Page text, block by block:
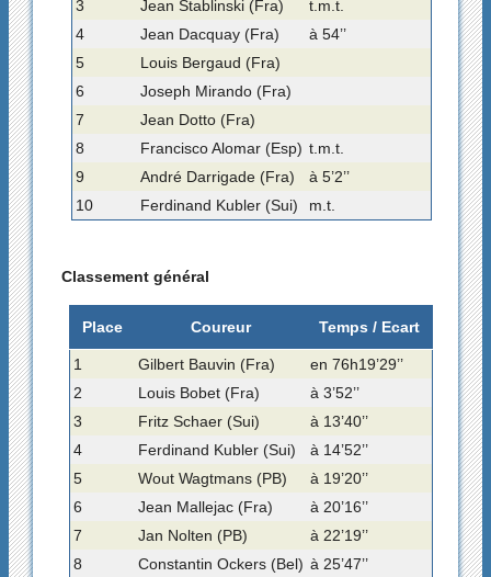
3
Jean Stablinski (Fra)
t.m.t.
4
Jean Dacquay (Fra)
à 54’’
5
Louis Bergaud (Fra)
6
Joseph Mirando (Fra)
7
Jean Dotto (Fra)
8
Francisco Alomar (Esp) t.m.t.
9
André Darrigade (Fra)
à 5’2’’
10
Ferdinand Kubler (Sui) m.t.
Classement général
Place Coureur Temps / Ecart
1 Gilbert Bauvin (Fra)
en 76h19’29’’
2
Louis Bobet (Fra)
à 3’52’’
3
Fritz Schaer (Sui)
à 13’40’’
4
Ferdinand Kubler (Sui)
à 14’52’’
5
Wout Wagtmans (PB)
à 19’20’’
6
Jean Mallejac (Fra)
à 20’16’’
7
Jan Nolten (PB)
à 22’19’’
8
Constantin Ockers (Bel) à 25’47’’